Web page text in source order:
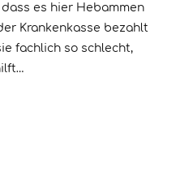
es hier Hebammen
Krankenkasse bezahlt
fachlich so schlecht,